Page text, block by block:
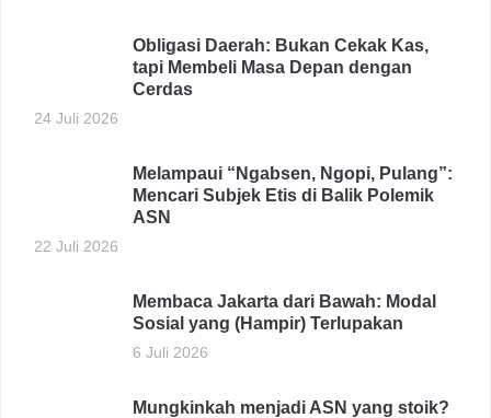
Obligasi Daerah: Bukan Cekak Kas,
tapi Membeli Masa Depan dengan
Cerdas
24 Juli 2026
Melampaui “Ngabsen, Ngopi, Pulang”:
Mencari Subjek Etis di Balik Polemik
ASN
22 Juli 2026
Membaca Jakarta dari Bawah: Modal
Sosial yang (Hampir) Terlupakan
6 Juli 2026
Mungkinkah menjadi ASN yang stoik?